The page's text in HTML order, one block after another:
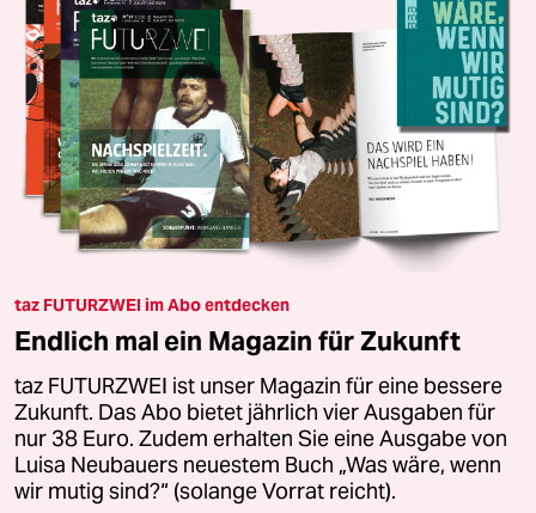
taz FUTURZWEI im Abo entdecken
Endlich mal ein Magazin für Zukunft
taz FUTURZWEI ist unser Magazin für eine bessere
Zukunft. Das Abo bietet jährlich vier Ausgaben für
nur 38 Euro. Zudem erhalten Sie eine Ausgabe von
Luisa Neubauers neuestem Buch „Was wäre, wenn
wir mutig sind?“ (solange Vorrat reicht).